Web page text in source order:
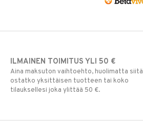
ILMAINEN TOIMITUS YLI 50 €
Aina maksuton vaihtoehto, huolimatta siitä
ostatko yksittäisen tuotteen tai koko
tilauksellesi joka ylittää 50 €.